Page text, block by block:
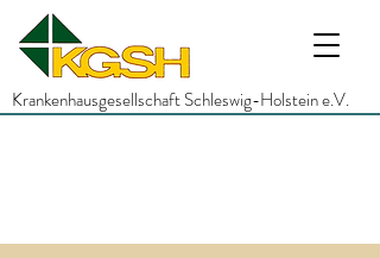
Krankenhausgesellschaft Schleswig-Holstein e.V.